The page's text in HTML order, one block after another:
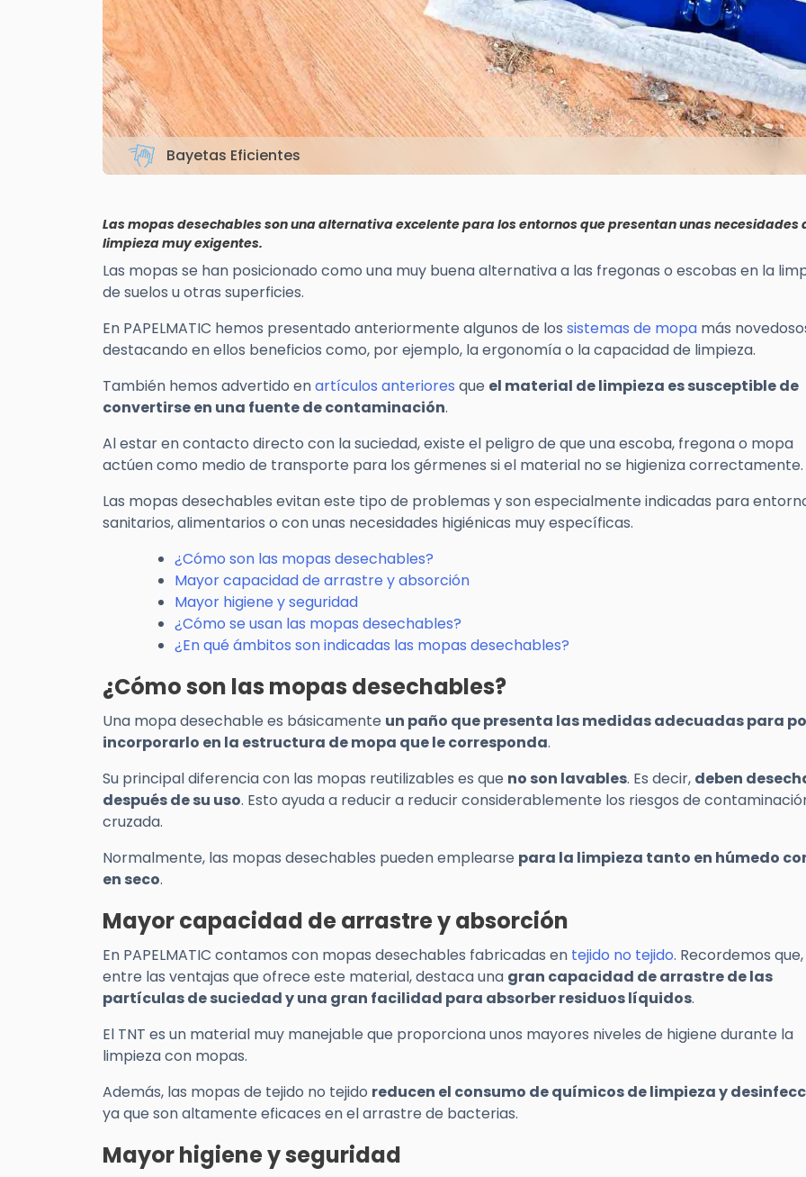
Bayetas Eficientes
Las mopas desechables son una alternativa excelente para los entornos que presentan unas necesidades
limpieza muy exigentes.
Las mopas se han posicionado como una muy buena alternativa a las fregonas o escobas en la
de suelos u otras superficies.
En PAPELMATIC hemos presentado anteriormente algunos de los sistemas de mopa más
destacando en ellos beneficios como, por ejemplo, la ergonomía o la capacidad de limpieza.
También hemos advertido enartículos anteriores que el material de limpieza es susceptible de
convertirse en una fuente de contaminación.
Al estar en contacto directo con la suciedad, existe el peligro de que una escoba, fregona o mopa
actúen como medio de transporte para los gérmenes si el material no se higieniza correctamente.
Las mopas desechables evitan este tipo de problemas y son especialmente indicadas para
sanitarios, alimentarios o con unas necesidades higiénicas muy específicas.
¿Cómo son las mopas desechables?
Mayor capacidad de arrastre y absorción
Mayor higiene y seguridad
¿Cómo se usan las mopas desechables?
¿En qué ámbitos son indicadas las mopas desechables?
¿Cómo son las mopas desechables?
Una mopa desechable es básicamente un paño que presenta las medidas adecuadas para
incorporarlo en la estructura de mopa que le corresponda.
Su principal diferencia con las mopas reutilizables es que no son lavables. Es decir, deben
después de su uso. Esto ayuda a reducir a reducir considerablemente los riesgos de
cruzada.
Normalmente, las mopas desechables pueden emplearse para la limpieza tanto en húmedo
en seco.
Mayor capacidad de arrastre y absorción
En PAPELMATIC contamos con mopas desechables fabricadas en tejido no tejido. Recordemos que,
entre las ventajas que ofrece este material, destaca una gran capacidad de arrastre de las
partículas de suciedad y una gran facilidad para absorber residuos líquidos.
El TNT es un material muy manejable que proporciona unos mayores niveles de higiene durante la
limpieza con mopas.
Además, las mopas de tejido no tejido reducen el consumo de químicos de limpieza y
ya que son altamente eficaces en el arrastre de bacterias.
Mayor higiene y seguridad